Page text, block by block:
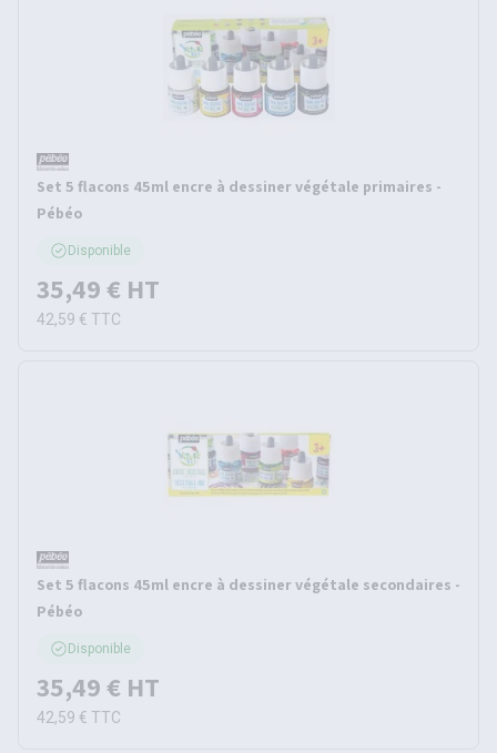
Set 5 flacons 45ml encre à dessiner végétale primaires -
Pébéo
Disponible
35,49 € HT
42,59 € TTC
Set 5 flacons 45ml encre à dessiner végétale secondaires -
Pébéo
Disponible
35,49 € HT
42,59 € TTC